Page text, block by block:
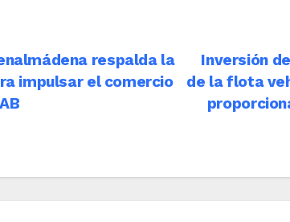
Inversión
de la flota
respalda la
impulsar el comercio